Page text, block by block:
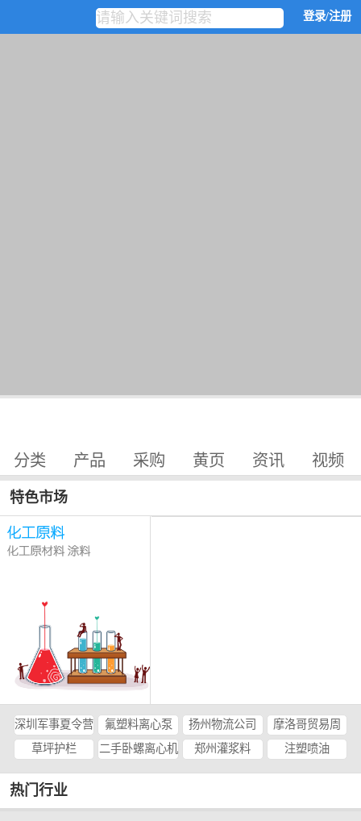
登录/注册
分类 产品 采购 黄页 资讯 视频
特色市场
深圳军事夏令营 氟塑料离心泵 扬州物流公司
摩洛哥贸易周
草坪护栏
二手卧螺离心机 郑州灌浆料 注塑喷油
热门行业